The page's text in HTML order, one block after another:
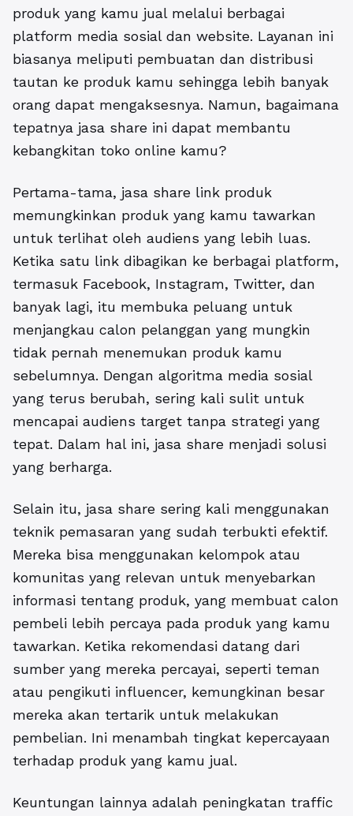
produk yang kamu jual melalui berbagai
platform media sosial dan website. Layanan ini
biasanya meliputi pembuatan dan distribusi
tautan ke produk kamu sehingga lebih banyak
orang dapat mengaksesnya. Namun, bagaimana
tepatnya jasa share ini dapat membantu
kebangkitan toko online kamu?
Pertama-tama, jasa share link produk
memungkinkan produk yang kamu tawarkan
untuk terlihat oleh audiens yang lebih luas.
Ketika satu link dibagikan ke berbagai platform,
termasuk Facebook, Instagram, Twitter, dan
banyak lagi, itu membuka peluang untuk
menjangkau calon pelanggan yang mungkin
tidak pernah menemukan produk kamu
sebelumnya. Dengan algoritma media sosial
yang terus berubah, sering kali sulit untuk
mencapai audiens target tanpa strategi yang
tepat. Dalam hal ini, jasa share menjadi solusi
yang berharga.
Selain itu, jasa share sering kali menggunakan
teknik pemasaran yang sudah terbukti efektif.
Mereka bisa menggunakan kelompok atau
komunitas yang relevan untuk menyebarkan
informasi tentang produk, yang membuat calon
pembeli lebih percaya pada produk yang kamu
tawarkan. Ketika rekomendasi datang dari
sumber yang mereka percayai, seperti teman
atau pengikuti influencer, kemungkinan besar
mereka akan tertarik untuk melakukan
pembelian. Ini menambah tingkat kepercayaan
terhadap produk yang kamu jual.
Keuntungan lainnya adalah peningkatan traffic